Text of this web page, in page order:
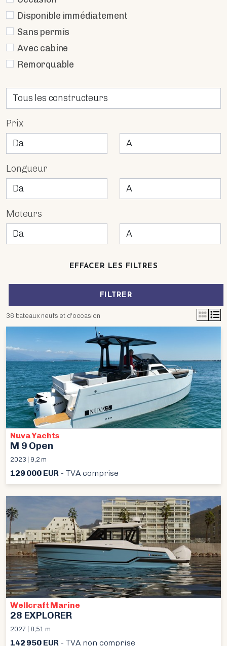
Disponible immédiatement
Sans permis
Avec cabine
Remorquable
Prix
Longueur
Moteurs
EFFACER LES FILTRES
FILTRER
36 bateaux neufs et d'occasion
Nuva Yachts
M 9 Open
2023 | 9,2 m
129 000 EUR - TVA comprise
Wellcraft Marine
28 EXPLORER
2027 | 8,51 m
142 950 EUR - TVA non comprise